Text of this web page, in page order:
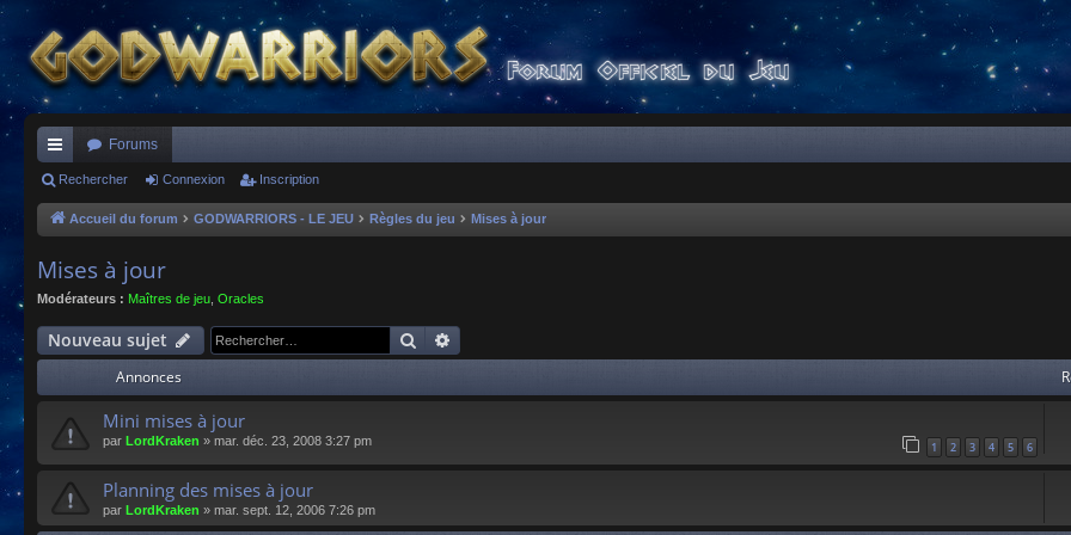
ac
co
s
Forums
Rechercher Connexion Inscription
Accueil du forum GODWARRIORS - LE JEU Règles du jeu Mises à jour
Mises à jour
Modérateurs : Maîtres de jeu Oracles
Nouveau sujet Rechercher
Annonces
Mini mises à jour
par LordKraken » mar. déc. 23, 2008 3:27 pm 1 2 3 4 5 6
Planning des mises à jour
par LordKraken » mar. sept. 12, 2006 7:26 pm